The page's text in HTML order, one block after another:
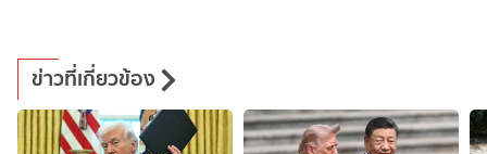
ข่าวที่เกี่ยวข้อง